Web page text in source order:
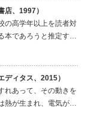
店、1997）
の高学年以上を読者対
本であろうと推定す…
ディタス、2015）
れあって、その動きを
熱が生まれ、電気が…